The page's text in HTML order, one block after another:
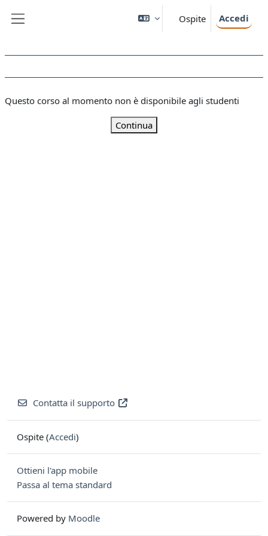
Ospite Accedi
Questo corso al momento non è disponibile agli studenti
Continua
Contatta il supporto
Ospite (Accedi)
Ottieni l'app mobile
Passa al tema standard
Powered by Moodle